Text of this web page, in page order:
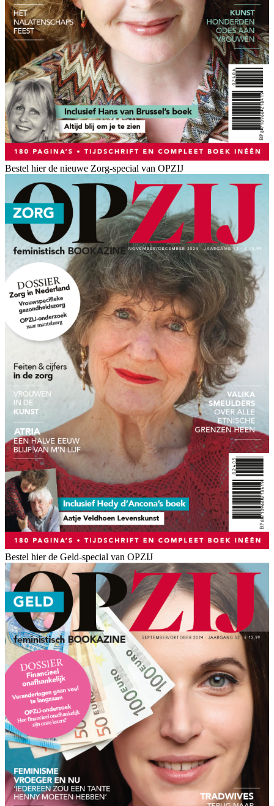
Bestel hier de nieuwe Zorg-special van OPZIJ
Bestel hier de Geld-special van OPZIJ